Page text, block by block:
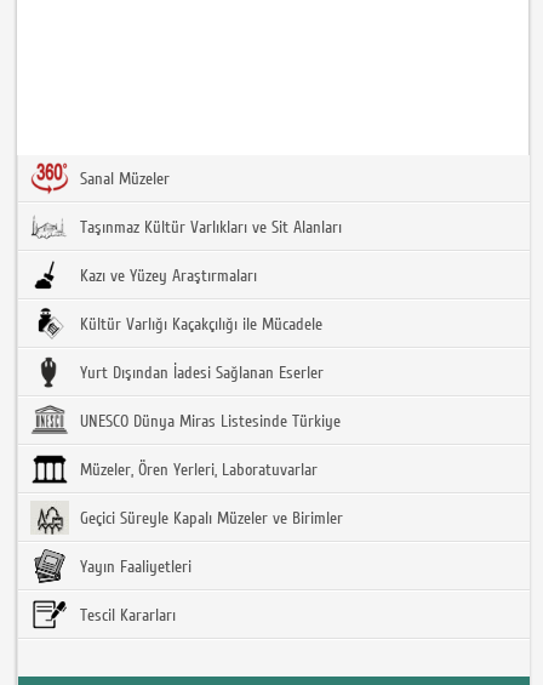
Sanal Müzeler
Taşınmaz Kültür Varlıkları ve Sit Alanları
Kazı ve Yüzey Araştırmaları
Kültür Varlığı Kaçakçılığı ile Mücadele
Yurt Dışından İadesi Sağlanan Eserler
UNESCO Dünya Miras Listesinde Türkiye
Müzeler, Ören Yerleri, Laboratuvarlar
Geçici Süreyle Kapalı Müzeler ve Birimler
Yayın Faaliyetleri
Tescil Kararları